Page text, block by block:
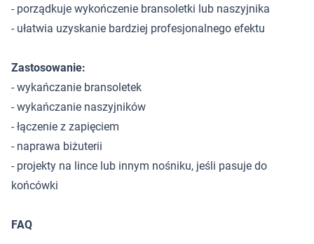
- porządkuje wykończenie bransoletki lub naszyjnika
- ułatwia uzyskanie bardziej profesjonalnego efektu
Zastosowanie:
- wykańczanie bransoletek
- wykańczanie naszyjników
- łączenie z zapięciem
- naprawa biżuterii
- projekty na lince lub innym nośniku, jeśli pasuje do
końcówki
FAQ